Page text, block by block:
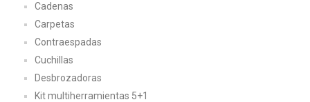
Cadenas
Carpetas
Contraespadas
Cuchillas
Desbrozadoras
Kit multiherramientas 5+1